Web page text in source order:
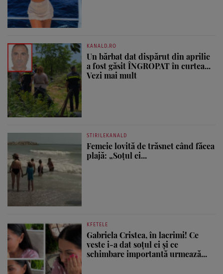
KANALD.RO
Un bărbat dat dispărut din aprilie
a fost găsit ÎNGROPAT în curtea...
Vezi mai mult
STIRILEKANALD
Femeie lovită de trăsnet când făcea
plajă: „Soțul ei...
KFETELE
Gabriela Cristea, în lacrimi! Ce
veste i-a dat soțul ei și ce
schimbare importantă urmează...